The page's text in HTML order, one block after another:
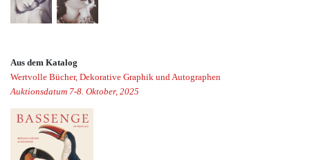
Aus dem Katalog
Wertvolle Bücher, Dekorative Graphik und Autographen
Auktionsdatum 7-8. Oktober, 2025